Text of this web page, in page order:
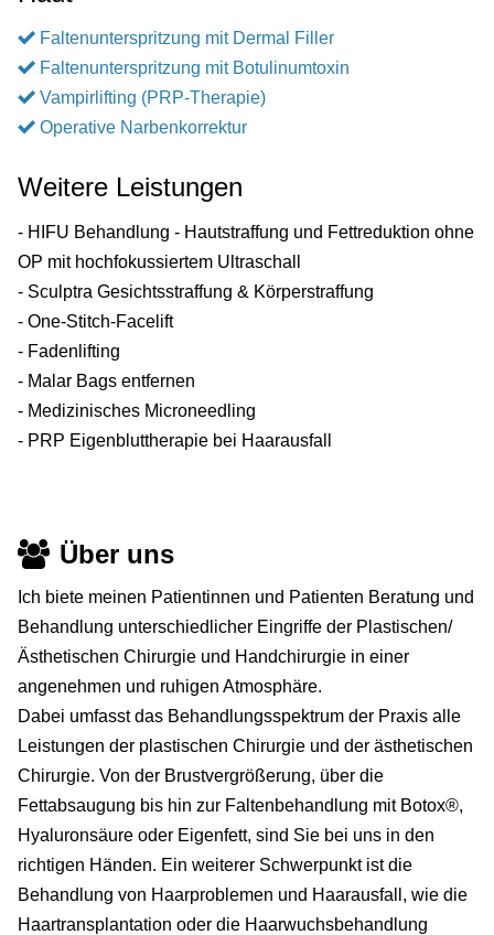
Faltenunterspritzung mit Dermal Filler
Faltenunterspritzung mit Botulinumtoxin
Vampirlifting (PRP-Therapie)
Operative Narbenkorrektur
Weitere Leistungen
- HIFU Behandlung - Hautstraffung und Fettreduktion ohne
OP mit hochfokussiertem Ultraschall
- Sculptra Gesichtsstraffung & Körperstraffung
- One-Stitch-Facelift
- Fadenlifting
- Malar Bags entfernen
- Medizinisches Microneedling
- PRP Eigenbluttherapie bei Haarausfall
Über uns
Ich biete meinen Patientinnen und Patienten Beratung und
Behandlung unterschiedlicher Eingriffe der Plastischen/
Ästhetischen Chirurgie und Handchirurgie in einer
angenehmen und ruhigen Atmosphäre.
Dabei umfasst das Behandlungsspektrum der Praxis alle
Leistungen der plastischen Chirurgie und der ästhetischen
Chirurgie. Von der Brustvergrößerung, über die
Fettabsaugung bis hin zur Faltenbehandlung mit Botox®,
Hyaluronsäure oder Eigenfett, sind Sie bei uns in den
richtigen Händen. Ein weiterer Schwerpunkt ist die
Behandlung von Haarproblemen und Haarausfall, wie die
Haartransplantation oder die Haarwuchsbehandlung